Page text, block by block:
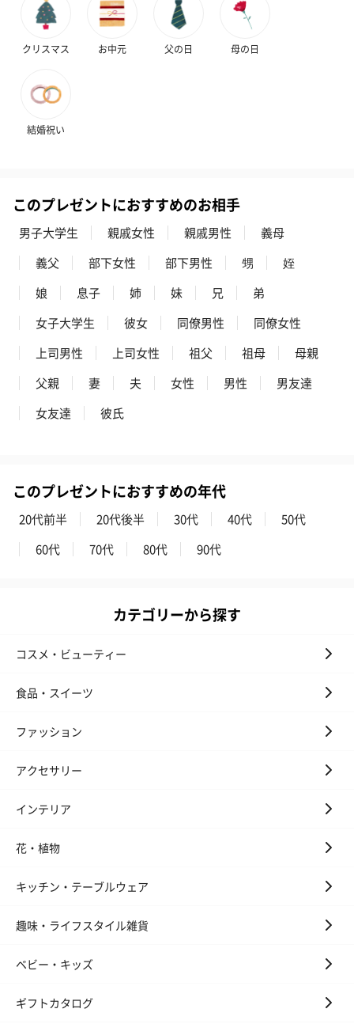
スキンケアグッズ
スキンケアグッズを同梱してお届けします。
ハンドクリーム3本セッ
ト【ありがとう】
（1,100円）
シャワージェル＆ハン
ドクリーム（ピンクグ
レープフルーツ）
ッシュローズ
リラックスグッズ
リラックスグッズを同梱してお届けします。
かき氷入浴剤4点セット
かき氷入浴剤4点セット
円）
ハンドタオル・ハンカチ
ハンドタオル・ハンカチを同梱してお届けいたします。ギフトへ
ンク）（1,760円）
ワイト）（
キャンドル・お香
キャンドル・お香を同梱してお届けいたします。
クリスマス お中元 父の日 母の日
結婚祝い
このプレゼントにおすすめのお相手
男子大学生 親戚女性 親戚男性
義母
義父
部下女性 部下男性 甥
姪
娘
息子 姉 妹 兄
弟
女子大学生
彼女 同僚男性
同僚女性
上司男性
上司女性 祖父 祖母
母親
父親
妻 夫 女性 男性
男友達
女友達
彼氏
このプレゼントにおすすめの年代
20代前半 20代後半 30代 40代
50代
60代
70代 80代 90代
カテゴリーから探す
コスメ・ビューティー
食品・スイーツ
ファッション
アクセサリー
インテリア
花・植物
キッチン・テーブルウェア
趣味・ライフスタイル雑貨
ベビー・キッズ
ギフトカタログ